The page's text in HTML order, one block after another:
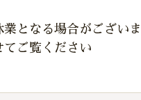
となる場合がござい
てご覧ください